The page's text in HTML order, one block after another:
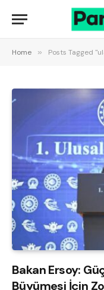
Home » Posts Tagged
Bakan Ersoy:
Büyümesi İçin